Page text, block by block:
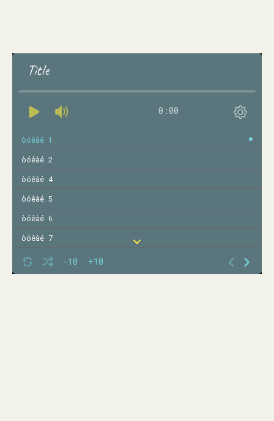
Title
0:00
-10 +10
òóêàé 1
òóêàé 2
òóêàé 4
òóêàé 5
òóêàé 6
òóêàé 7
òóêàé 8
òóêàé 9